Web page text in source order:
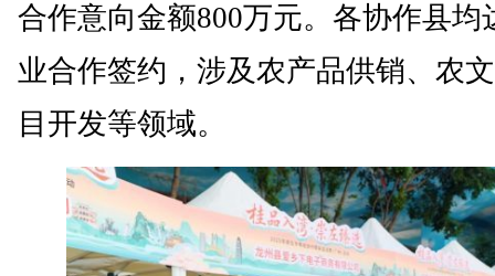
合作意向金额800万元。各协作县均
业合作签约，涉及农产品供销、农
目开发等领域。